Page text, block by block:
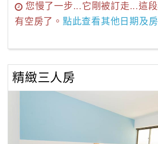
您慢了一步...它剛被訂走...這
有空房了。 點此查看其他日期及
精緻三人房